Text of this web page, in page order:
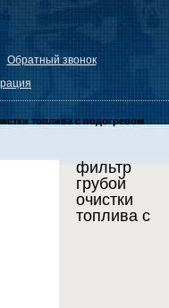
Обратный звонок
топлива с подогревом
фильтр
грубой
очистки
топлива с